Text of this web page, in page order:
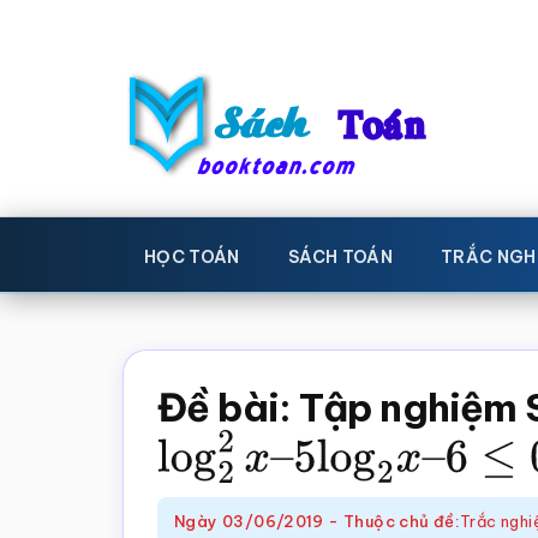
Sách
Toán
-
Học
toán
Học
toán,
toán,
Sách
giáo
khoa
Toán,
HỌC TOÁN SÁCH TOÁN TRẮC
Đề bài: Tập nghiệm
log2 2x–5log2x– 6≤
Ngày 03/06/2019 - Thuộc chủ đề:Trắc